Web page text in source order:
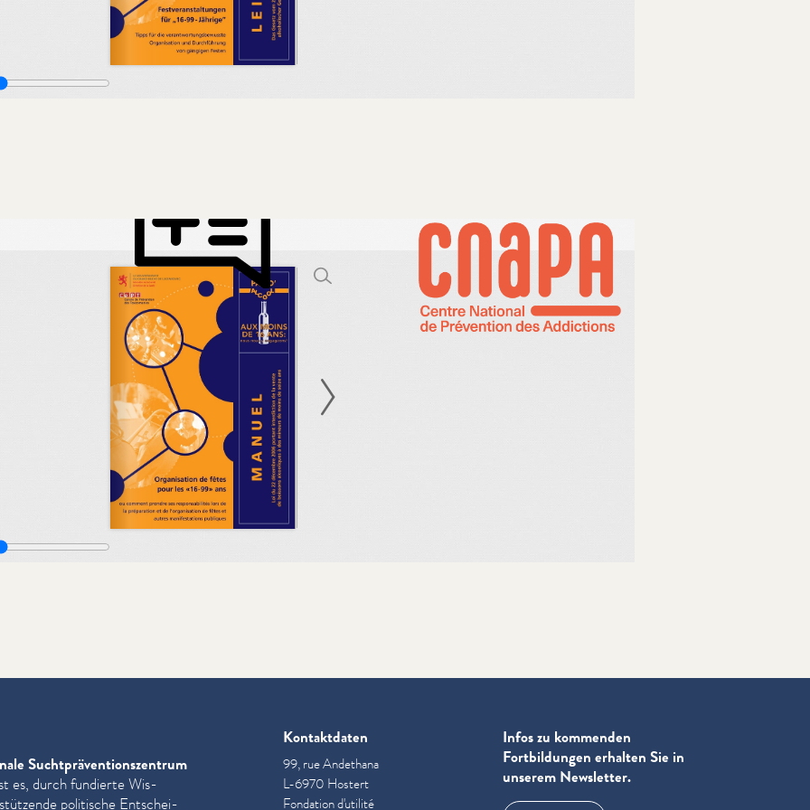
Sucht­präven­tion­szen­trum
es, durch fundierte Wis­
politische Entschei­
Kontaktdaten
99, rue Andethana
L-6970 Hostert
Fondation d'utilité
Infos zu kommenden
Fortbildungen erhalten Sie in
unserem Newsletter.